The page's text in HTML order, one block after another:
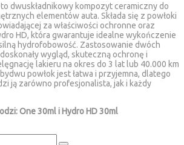
dwuskładnikowy kompozyt ceramiczny do
elementów auta. Składa się z powłoki
za właściwości ochronne oraz
HD, która gwarantuje idealne wykończenie
hydrofobowość. Zastosowanie dwóch
wygląd, skuteczną ochronę i
lakieru na okres do 3 lat lub 40.000 km
powłok jest łatwa i przyjemna, dlatego
ją zarówno profesjonalista, jak i każdy
One 30ml i Hydro HD 30ml